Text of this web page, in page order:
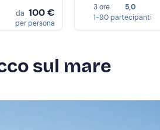
da 100 €
per persona
3 ore
5,0
1-90 partecipanti
sul mare